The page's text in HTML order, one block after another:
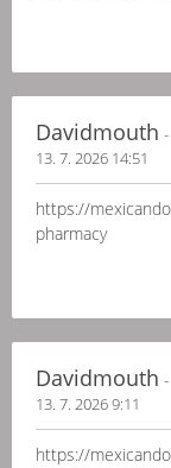
Davidmouth
13. 7. 2026 14:51
https://
pharmacy
Davidmouth
13. 7. 2026 9:11
https://